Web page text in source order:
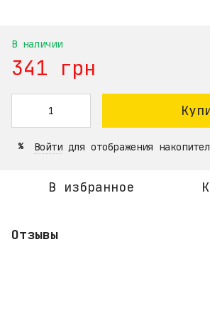
В наличии
341 грн
% Войти для отображения
В избранное
Отзывы